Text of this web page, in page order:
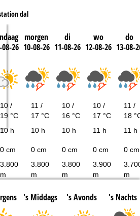
dal
26
morgen
10-08-26
di
11-08-26
wo
12-08-26
do
13-08-
10 /
19 °C
11 /
17 °C
10 /
16 °C
10 /
17 °C
11 /
18
10 h 10 h 10 h 11 h 11 h
0 cm 0 cm 0 cm 0 cm 0 cm
3.800
m
3.800
m
3.800
m
3.900
m
m
's Middags 's Avonds 's Nachts